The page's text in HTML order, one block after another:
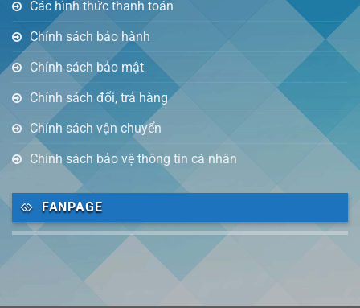
Các hình thức thanh toán
Chính sách bảo hành
Chính sách bảo mật
Chính sách đổi, trả hàng
Chính sách vận chuyển
Chính sách bảo vệ thông tin cá nhân
FANPAGE